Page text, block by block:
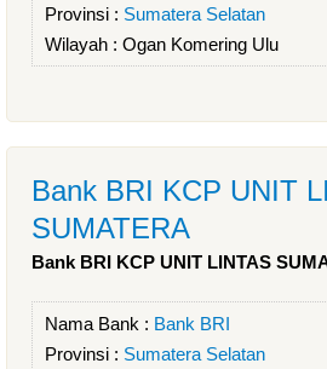
Provinsi : Sumatera Selatan
Wilayah : Ogan Komering Ulu
Bank BRI KCP UNIT
SUMATERA
Bank BRI KCP UNIT LINTAS
Nama Bank : Bank BRI
Provinsi : Sumatera Selatan